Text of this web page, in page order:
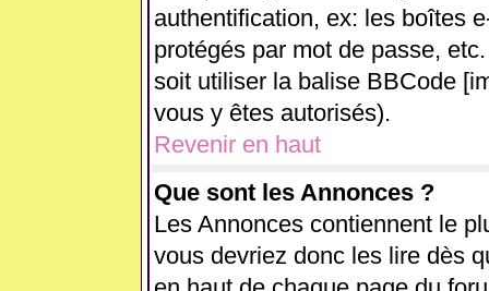
authentification, ex: les boîtes
protégés par mot de passe,
soit utiliser la balise BBCode
vous y êtes autorisés).
Revenir en haut
Que sont les Annonces ?
Les Annonces contiennent le
vous devriez donc les lire dès